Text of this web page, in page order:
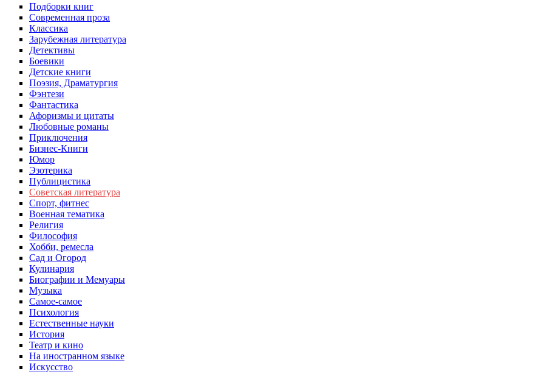
Подборки книг
Современная проза
Классика
Зарубежная литература
Детективы
Боевики
Детские книги
Поэзия, Драматургия
Фэнтези
Фантастика
Афоризмы и цитаты
Любовные романы
Приключения
Бизнес-Книги
Юмор
Эзотерика
Публицистика
Советская литература
Спорт, фитнес
Военная тематика
Религия
Философия
Хобби, ремесла
Сад и Огород
Кулинария
Биографии и Мемуары
Музыка
Самое-самое
Психология
Естественные науки
История
Театр и кино
На иностранном языке
Искусство